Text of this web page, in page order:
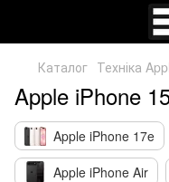
Каталог Техніка
Apple iPhone
Apple iPhone 17e
Apple iPhone Air